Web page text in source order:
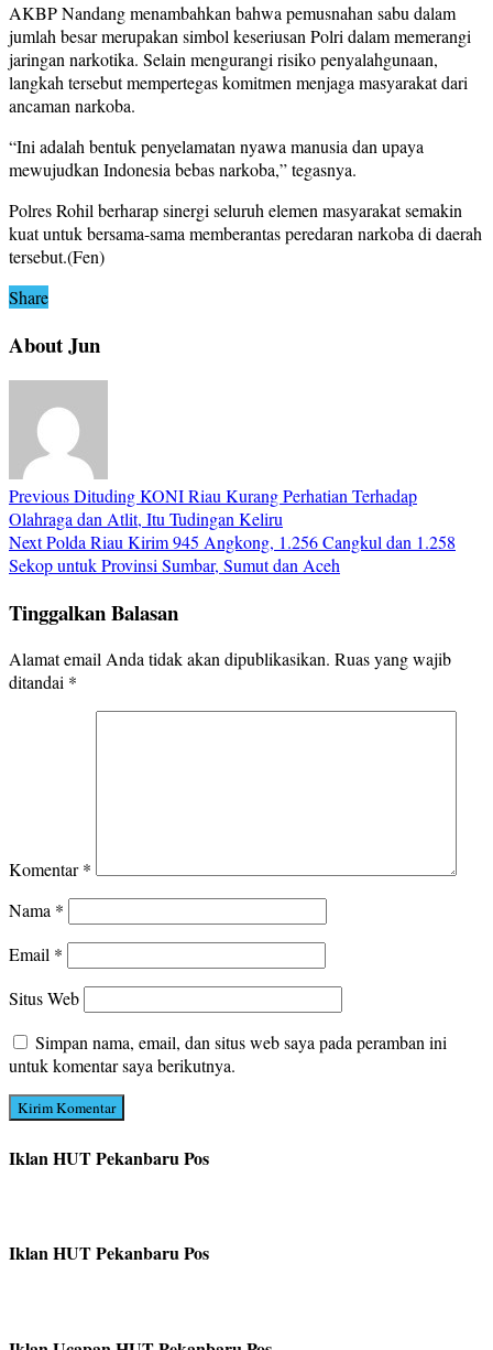
AKBP Nandang menambahkan bahwa pemusnahan sabu dalam
jumlah besar merupakan simbol keseriusan Polri dalam memerangi
jaringan narkotika. Selain mengurangi risiko penyalahgunaan,
langkah tersebut mempertegas komitmen menjaga masyarakat dari
ancaman narkoba.
“Ini adalah bentuk penyelamatan nyawa manusia dan upaya
mewujudkan Indonesia bebas narkoba,” tegasnya.
Polres Rohil berharap sinergi seluruh elemen masyarakat semakin
kuat untuk bersama-sama memberantas peredaran narkoba di daerah
tersebut.(Fen)
Share
About Jun
PreviousDituding KONI Riau Kurang Perhatian Terhadap
Olahraga dan Atlit, Itu Tudingan Keliru
NextPolda Riau Kirim 945 Angkong, 1.256 Cangkul dan 1.258
Sekop untuk Provinsi Sumbar, Sumut dan Aceh
Tinggalkan Balasan
Alamat email Anda tidak akan dipublikasikan. Ruas yang wajib
ditandai *
Komentar*
Nama *
Email *
Situs Web
Simpan nama, email, dan situs web saya pada peramban ini
untuk komentar saya berikutnya.
Iklan HUT Pekanbaru Pos
Iklan HUT Pekanbaru Pos